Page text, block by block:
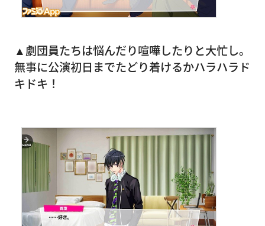
▲劇団員たちは悩んだり喧嘩したりと大忙し。
無事に公演初日までたどり着けるかハラハラド
キドキ！